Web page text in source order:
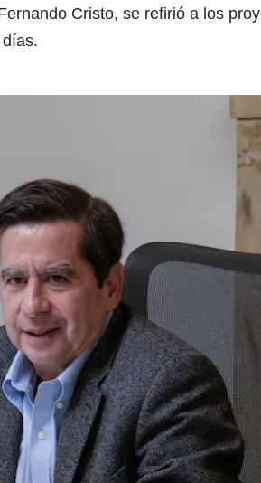
Cristo, se refirió a los